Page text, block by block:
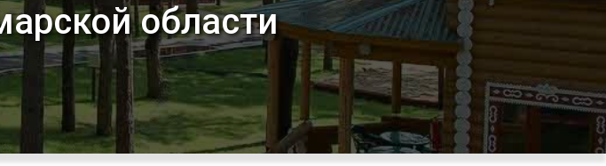
области